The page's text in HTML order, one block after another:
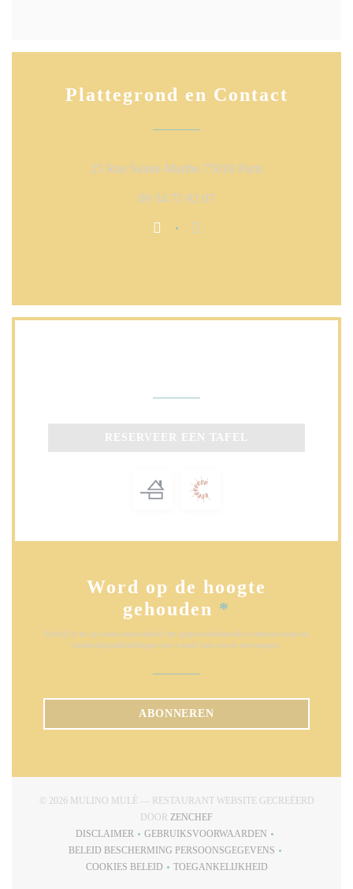
Plattegrond en Contact
25 Rue Sainte-Marthe 75010 Paris((opent in een
09 54 75 92 07
RESERVEER EEN TAFEL
Word op de hoogte
gehouden *
Schrijf je in op onze nieuwsbrief om gepersonaliseerde communicatie en
marketingaanbiedingen per e-mail van ons te ontvangen.
ABONNEREN
© 2026 MULINO MULÈ — RESTAURANT WEBSITE GECREËERD
DOOR ZENCHEF
DISCLAIMER
GEBRUIKSVOORWAARDEN
BELEID BESCHERMING PERSOONSGEGEVENS
COOKIES BELEID
TOEGANKELIJKHEID